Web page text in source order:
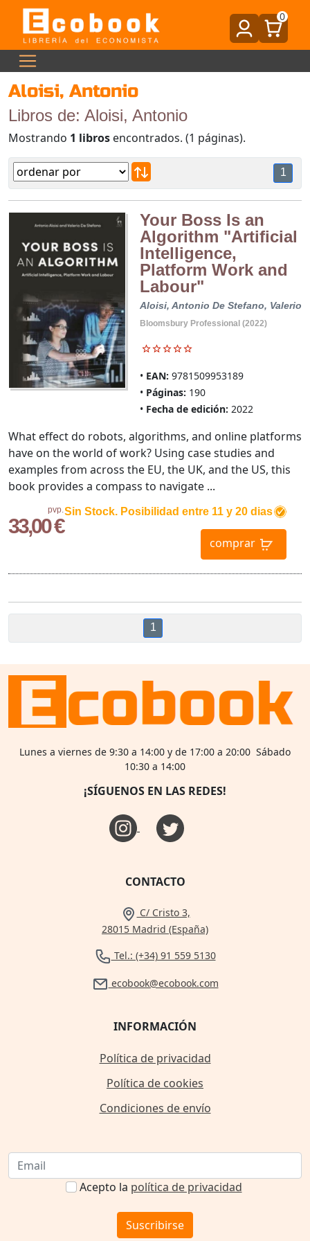
0
Aloisi, Antonio
Libros de: Aloisi, Antonio
Mostrando 1 libros encontrados. (1 páginas).
1
Your Boss Is an
Algorithm "Artificial
Intelligence,
Platform Work and
Labour"
Aloisi, Antonio De Stefano, Valerio
Bloomsbury Professional (2022)
EAN: 9781509953189
Páginas: 190
Fecha de edición: 2022
pvp.
33,00 €
Sin Stock. Posibilidad entre 11 y 20 dias
comprar
What effect do robots, algorithms, and online platforms
have on the world of work? Using case studies and
examples from across the EU, the UK, and the US, this
book provides a compass to navigate ...
1
Lunes a viernes de 9:30 a 14:00 y de 17:00 a 20:00 Sábado
10:30 a 14:00
¡SÍGUENOS EN LAS REDES!
CONTACTO
C/ Cristo 3,
28015 Madrid (España)
Tel.: (+34) 91 559 5130
ecobook@ecobook.com
INFORMACIÓN
Política de privacidad
Política de cookies
Condiciones de envío
Acepto la política de privacidad
Suscribirse